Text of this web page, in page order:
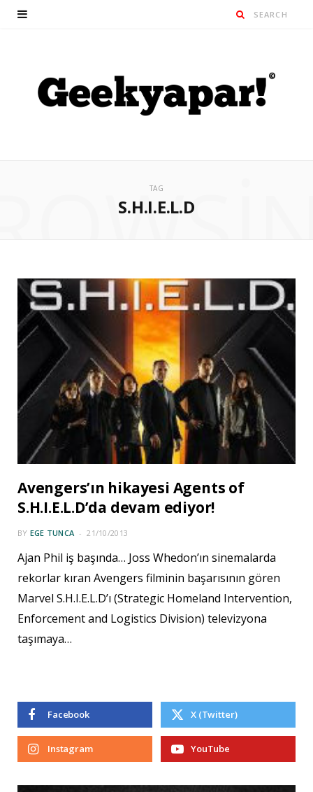
TAG
S.H.I.E.L.D
Avengers’ın hikayesi Agents of
S.H.I.E.L.D’da devam ediyor!
BY EGE TUNCA 21/10/2013
Ajan Phil iş başında… Joss Whedon’ın sinemalarda
rekorlar kıran Avengers filminin başarısının gören
Marvel S.H.I.E.L.D’ı (Strategic Homeland Intervention,
Enforcement and Logistics Division) televizyona
taşımaya…
Facebook X (Twitter)
Instagram YouTube